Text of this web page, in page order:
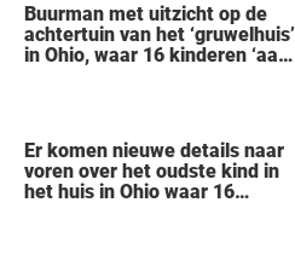
Buurman met uitzicht op de
achtertuin van het ‘gruwelhuis’
in Ohio, waar 16 kinderen ‘aan
Er komen nieuwe details naar
voren over het oudste kind in
het huis in Ohio waar 16